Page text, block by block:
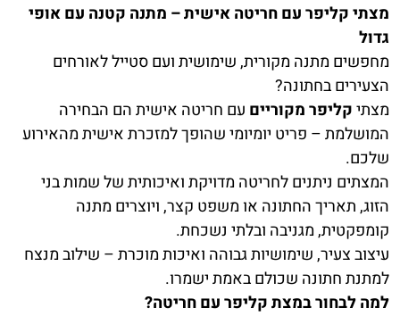
מצתי קליפר עם חריטה אישית – מתנה קטנה עם אופי
גדול
מחפשים מתנה מקורית, שימושית ועם סטייל לאורחים
הצעירים בחתונה?
מצתיקליפר מקוריים עם חריטה אישית הם הבחירה
המושלמת – פריט יומיומי שהופך למזכרת אישית מהאירוע
שלכם.
המצתים ניתנים לחריטה מדויקת ואיכותית של שמות בני
הזוג, תאריך החתונה או משפט קצר, ויוצרים מתנה
קומפקטית, מגניבה ובלתי נשכחת.
עיצוב צעיר, שימושיות גבוהה ואיכות מוכרת – שילוב מנצח
למתנת חתונה שכולם באמת ישמרו.
למה לבחור במצת קליפר עם חריטה?